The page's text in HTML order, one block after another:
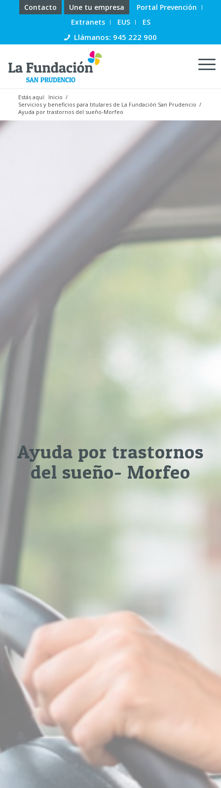
Contacto Une tu empresa
Portal Prevención
Extranets
EUS ES
Llámanos: 945 222 900
Estás aquí: Inicio /
Servicios y beneficios para titulares de La Fundación San Prudencio /
Ayuda por trastornos del sueño-Morfeo
Ayuda por trastornos
del sueño- Morfeo